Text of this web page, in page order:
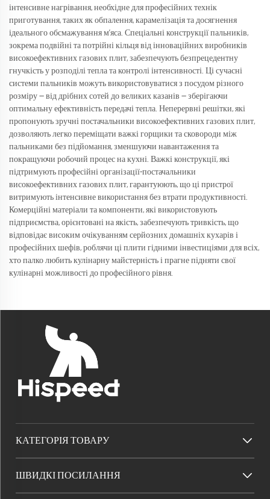
інтенсивне нагрівання, необхідне для професійних технік
приготування, таких як обпалення, карамелізація та досягнення
ідеального обсмажування м’яса. Спеціальні конструкції пальників,
зокрема подвійні та потрійні кільця від інноваційних виробників
високоефективних газових плит, забезпечують безпрецедентну
гнучкість у розподілі тепла та контролі інтенсивності. Ці сучасні
системи пальників можуть використовуватися з посудом різного
розміру — від дрібних сотей до великих казанів — зберігаючи
оптимальну ефективність передачі тепла. Неперервні решітки, які
пропонують зручні постачальники високоефективних газових плит,
дозволяють легко переміщати важкі горщики та сковороди між
пальниками без підйомання, зменшуючи навантаження та
покращуючи робочий процес на кухні. Важкі конструкції, які
підтримують професійні організації-постачальники
високоефективних газових плит, гарантуюють, що ці пристрої
витримують інтенсивне використання без втрати продуктивності.
Комерційні матеріали та компоненти, які використовують
підприємства, орієнтовані на якість, забезпечують тривкість, що
відповідає високим очікуванням серйозних домашніх кухарів і
професійних шефів, роблячи ці плити гідними інвестиціями для всіх,
хто палко любить кулінарну майстерність і прагне підняти свої
кулінарні можливості до професійного рівня.
КАТЕГОРІЯ ТОВАРУ
ШВИДКІ ПОСИЛАННЯ